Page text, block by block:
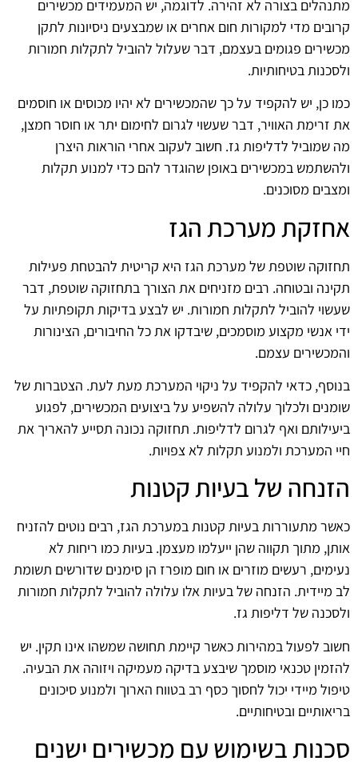
מתנהלים בצורה לא זהירה. לדוגמה, יש המעמידים מכשירים
קרובים מדי למקורות חום אחרים או שמבצעים ניסיונות לתקן
מכשירים פגומים בעצמם, דבר שעלול להוביל לתקלות חמורות
ולסכנות בטיחותיות.
כמו כן, יש להקפיד על כך שהמכשירים לא יהיו מכוסים או חוסמים
את זרימת האוויר, דבר שעשוי לגרום לחימום יתר או חוסר חמצן,
מה שמוביל לדליפות גז. חשוב לעקוב אחרי הוראות היצרן
ולהשתמש במכשירים באופן שהוגדר להם כדי למנוע תקלות
ומצבים מסוכנים.
אחזקת מערכת הגז
תחזוקה שוטפת של מערכת הגז היא קריטית להבטחת פעילות
תקינה ובטוחה. רבים מזניחים את הצורך בתחזוקה שוטפת, דבר
שעשוי להוביל לתקלות חמורות. יש לבצע בדיקות תקופתיות על
ידי אנשי מקצוע מוסמכים, שיבדקו את כל החיבורים, הצינורות
והמכשירים עצמם.
בנוסף, כדאי להקפיד על ניקוי המערכת מעת לעת. הצטברות של
שומנים ולכלוך עלולה להשפיע על ביצועים המכשירים, לפגוע
ביעילותם ואף לגרום לדליפות. תחזוקה נכונה תסייע להאריך את
חיי המערכת ולמנוע תקלות לא צפויות.
הזנחה של בעיות קטנות
כאשר מתעוררות בעיות קטנות במערכת הגז, רבים נוטים להזניח
אותן, מתוך תקווה שהן ייעלמו מעצמן. בעיות כמו ריחות לא
נעימים, רעשים מוזרים או חום מופרז הן סימנים שדורשים תשומת
לב מיידית. הזנחה של בעיות אלו עלולה להוביל לתקלות חמורות
ולסכנה של דליפות גז.
חשוב לפעול במהירות כאשר קיימת תחושה שמשהו אינו תקין. יש
להזמין טכנאי מוסמך שיבצע בדיקה מעמיקה ויזוהה את הבעיה.
טיפול מיידי יכול לחסוך כסף רב בטווח הארוך ולמנוע סיכונים
בריאותיים ובטיחותיים.
סכנות בשימוש עם מכשירים ישנים